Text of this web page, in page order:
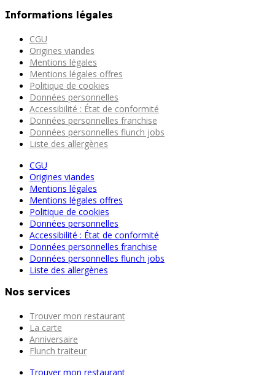
Informations légales
CGU
Origines viandes
Mentions légales
Mentions légales offres
Politique de cookies
Données personnelles
Accessibilité : État de conformité
Données personnelles franchise
Données personnelles flunch jobs
Liste des allergènes
CGU
Origines viandes
Mentions légales
Mentions légales offres
Politique de cookies
Données personnelles
Accessibilité : État de conformité
Données personnelles franchise
Données personnelles flunch jobs
Liste des allergènes
Nos services
Trouver mon restaurant
La carte
Anniversaire
Flunch traiteur
Trouver mon restaurant